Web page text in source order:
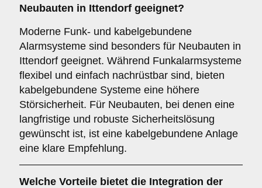
Neubauten in Ittendorf geeignet?
Moderne Funk- und kabelgebundene
Alarmsysteme sind besonders für Neubauten in
Ittendorf geeignet. Während Funkalarmsysteme
flexibel und einfach nachrüstbar sind, bieten
kabelgebundene Systeme eine höhere
Störsicherheit. Für Neubauten, bei denen eine
langfristige und robuste Sicherheitslösung
gewünscht ist, ist eine kabelgebundene Anlage
eine klare Empfehlung.
Welche Vorteile bietet die Integration der